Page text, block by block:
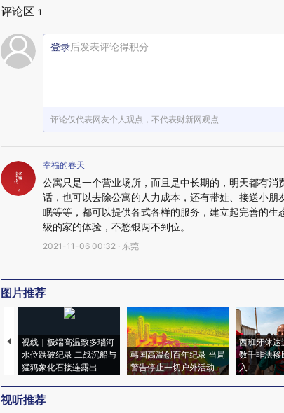
评论区 1
登录后发表评论得积分
评论仅代表网友个人观点，不代表财新网观点
幸福的春天
公寓只是一个营业场所，而且是中长期的，明天都有
话，也可以去除公寓的人力成本，还有带娃、接送小
眠等等，都可以提供各式各样的服务，建立起完善的
级的家的体验，不愁银两不到位。
2021-11-06 00:32 · 东莞
图片推荐
视线｜极端高温致多瑙河
水位跌破纪录 二战沉船与
猛犸象化石接连露出
韩国高温创百年纪录 当局
警告停止一切户外活动
西班牙休达
数千非法移
入
视听推荐